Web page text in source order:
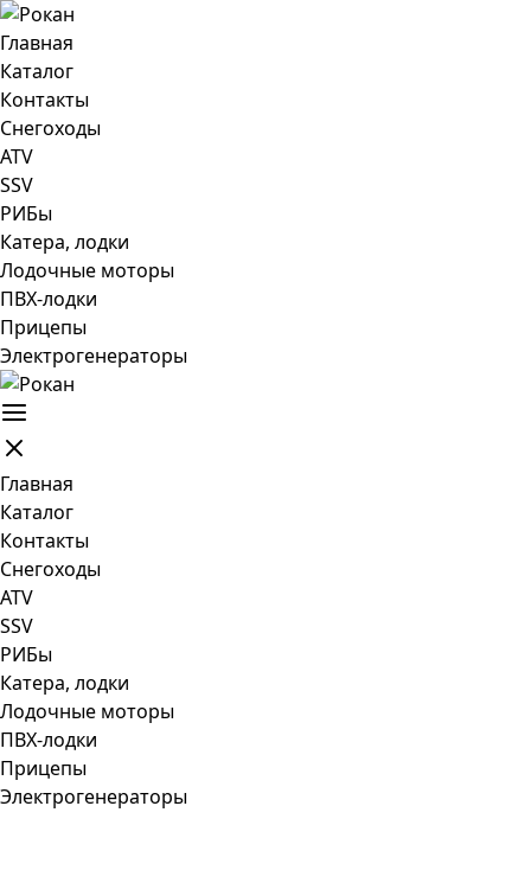
Главная
Каталог
Контакты
Снегоходы
ATV
SSV
РИБы
Катера, лодки
Лодочные моторы
ПВХ-лодки
Прицепы
Электрогенераторы
Главная
Каталог
Контакты
Снегоходы
ATV
SSV
РИБы
Катера, лодки
Лодочные моторы
ПВХ-лодки
Прицепы
Электрогенераторы